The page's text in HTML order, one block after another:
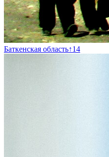
Баткенская область↑14